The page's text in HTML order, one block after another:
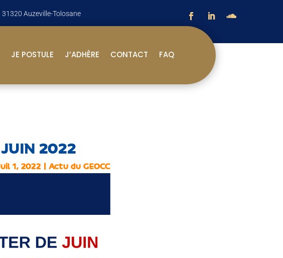
Auzeville-Tolosane
JE POSTULE J’ADHÈRE CONTACT FAQ
JUIN 2022
1, 2022 Actu du GEOCC